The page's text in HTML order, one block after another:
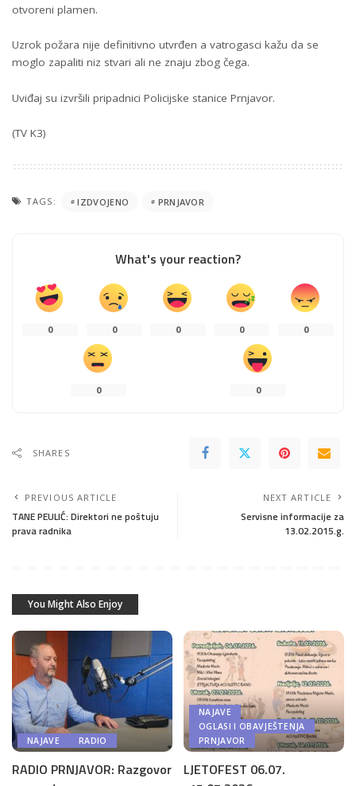
otvoreni plamen.
Uzrok požara nije definitivno utvrđen a vatrogasci kažu da se
moglo zapaliti niz stvari ali ne znaju zbog čega.
Uviđaj su izvršili pripadnici Policijske stanice Prnjavor.
(TV K3)
TAGS: IZDVOJENO PRNJAVOR
What's your reaction?
0 0 0 0 0
0 0
SHARES
PREVIOUS ARTICLE
TANE PEULIĆ: Direktori ne poštuju
prava radnika
NEXT ARTICLE
Servisne informacije za
13.02.2015.g.
You Might Also Enjoy
NAJAVE RADIO
RADIO PRNJAVOR: Razgovor
NAJAVE
OGLASI I OBAVJEŠTENJA
PRNJAVOR
LJETOFEST 06.07.